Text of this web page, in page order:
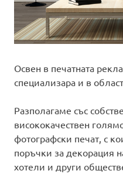
Освен в печатната
специализара и в
Разполагаме със
висококачествен
фотографски печат, с
поръчки за декорация
хотели и други